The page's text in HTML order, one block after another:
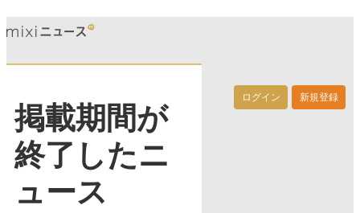
ログイン 新規登録
掲載期間が
終了したニ
ュース